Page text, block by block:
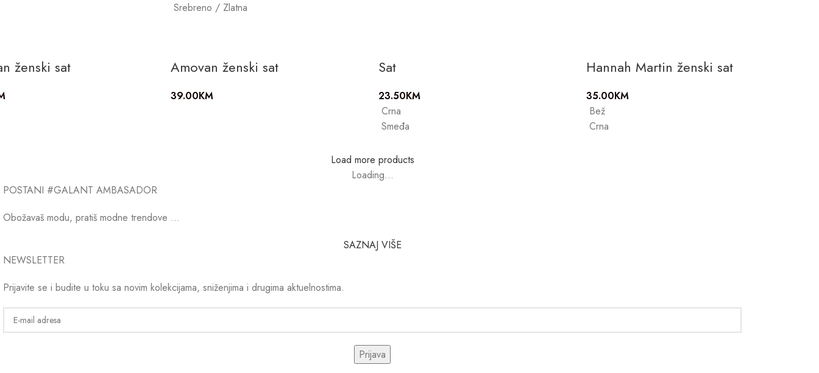
Srebreno / Zlatna
ženski sat Amovan ženski sat
39.00KM
Sat
23.50KM
Crna
Smeđa
Hannah Martin ženski sat
35.00KM
Bež
Crna
Load more products
Loading...
POSTANI #GALANT AMBASADOR
Obožavaš modu, pratiš modne trendove …
SAZNAJ VIŠE
NEWSLETTER
Prijavite se i budite u toku sa novim kolekcijama, sniženjima i drugima aktuelnostima.